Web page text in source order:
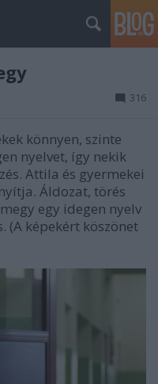
316
könnyen, szinte
nyelvet, így nekik
Attila és gyermekei
Áldozat, törés
egy idegen nyelv
(A képekért köszönet